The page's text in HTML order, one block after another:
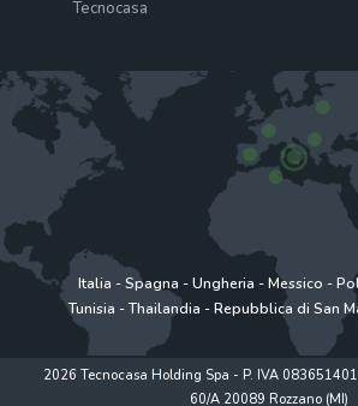
Tecnocasa
Italia -Spagna -Ungheria -Messico -
Tunisia -Thailandia -Repubblica di San
2026 Tecnocasa Holding Spa - P. IVA
60/A 20089 Rozzano (MI)